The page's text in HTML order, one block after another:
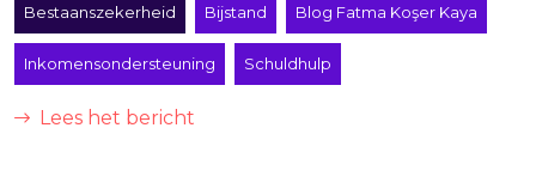
Bestaanszekerheid Bijstand Blog Fatma Koşer Kaya
Inkomensondersteuning Schuldhulp
Lees het bericht